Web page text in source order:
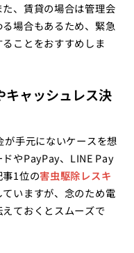
、賃貸の場合は管理会
場合もあるため、緊急
ことをおすすめしま
キャッシュレス決
手元にないケースを想
やPayPay、LINE Pay
事1位の害虫駆除レスキ
いますが、念のため電
ておくとスムーズで